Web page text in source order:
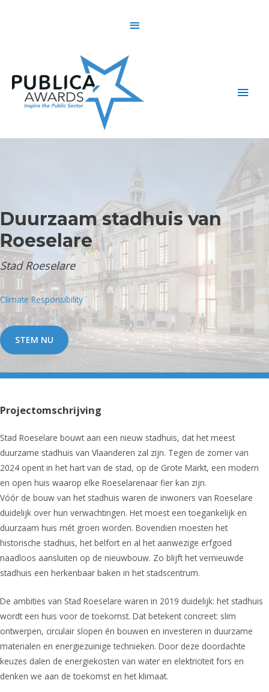
Above
Main
Duurzaam stadhuis van
Roeselare
Stad Roeselare
Climate Responsibility
STEM NU
Projectomschrijving
Stad Roeselare bouwt aan een nieuw stadhuis, dat het meest
duurzame stadhuis van Vlaanderen zal zijn. Tegen de zomer van
2024 opent in het hart van de stad, op de Grote Markt, een modern
en open huis waarop elke Roeselarenaar fier kan zijn.
Vóór de bouw van het stadhuis waren de inwoners van Roeselare
duidelijk over hun verwachtingen. Het moest een toegankelijk en
duurzaam huis mét groen worden. Bovendien moesten het
historische stadhuis, het belfort en al het aanwezige erfgoed
naadloos aansluiten op de nieuwbouw. Zo blijft het vernieuwde
stadhuis een herkenbaar baken in het stadscentrum.
De ambities van Stad Roeselare waren in 2019 duidelijk: het stadhuis
wordt een huis voor de toekomst. Dat betekent concreet: slim
ontwerpen, circulair slopen én bouwen en investeren in duurzame
materialen en energiezuinige technieken. Door deze doordachte
keuzes dalen de energiekosten van water en elektriciteit fors en
denken we aan de toekomst en het klimaat.